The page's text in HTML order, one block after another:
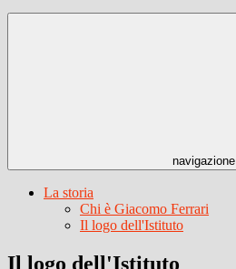
navigazione
La storia
Chi è Giacomo Ferrari
Il logo dell'Istituto
Il logo dell'Istituto